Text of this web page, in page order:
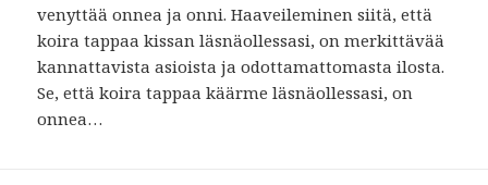
venyttää onnea ja onni. Haaveileminen siitä, että
koira tappaa kissan läsnäollessasi, on merkittävää
kannattavista asioista ja odottamattomasta ilosta.
Se, että koira tappaa käärme läsnäollessasi, on
onnea…